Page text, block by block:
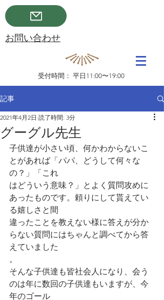
​お問い合わせ
受付時間： 平日11:00〜19:00
記事
グーグル先生
2021年4月2日 読了時間: 3分
子供達が小さい頃、何かわからないこ
とがあれば「パパ、どうして何々な
の？」「これ
はどういう意味？」とよく質問攻めに
あったものです。頼りにして貰えてい
る嬉しさと間
違ったことを教えない様に答えが分か
らない質問にはちゃんと調べてから答
えていました
。
そんな子供達も皆社会人になり、会う
のは年に数回の子供達もいますが、今
年のゴール